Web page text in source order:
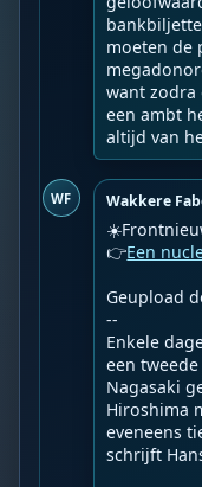
moeten de
want zodra
een ambt
altijd van
WF Wakkere
👉Een
Geupload
--
Enkele
een
Nagasaki
Hiroshima
eveneens
schrijft